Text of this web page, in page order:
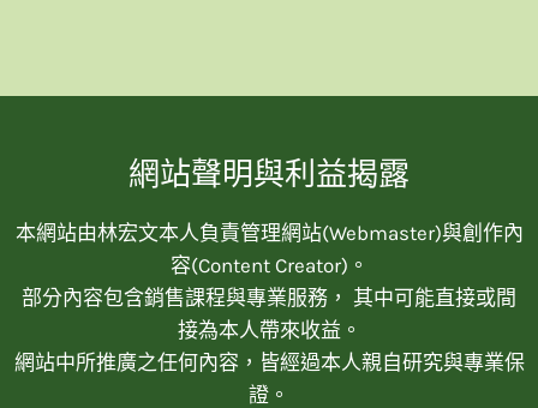
網站聲明與利益揭露
本網站由林宏文本人負責管理網站(Webmaster)與創作內
容(Content Creator)。
部分內容包含銷售課程與專業服務， 其中可能直接或間
接為本人帶來收益。
網站中所推廣之任何內容，皆經過本人親自研究與專業保
證。